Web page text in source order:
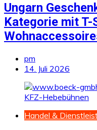
Ungarn
Kategorie mit T-
pm
14. Juli 2026
Handel &